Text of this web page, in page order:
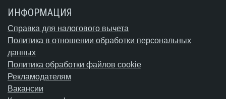
ИНФОРМАЦИЯ
Справка для налогового вычета
Политика в отношении обработки персональных
данных
Политика обработки файлов cookie
Рекламодателям
Вакансии